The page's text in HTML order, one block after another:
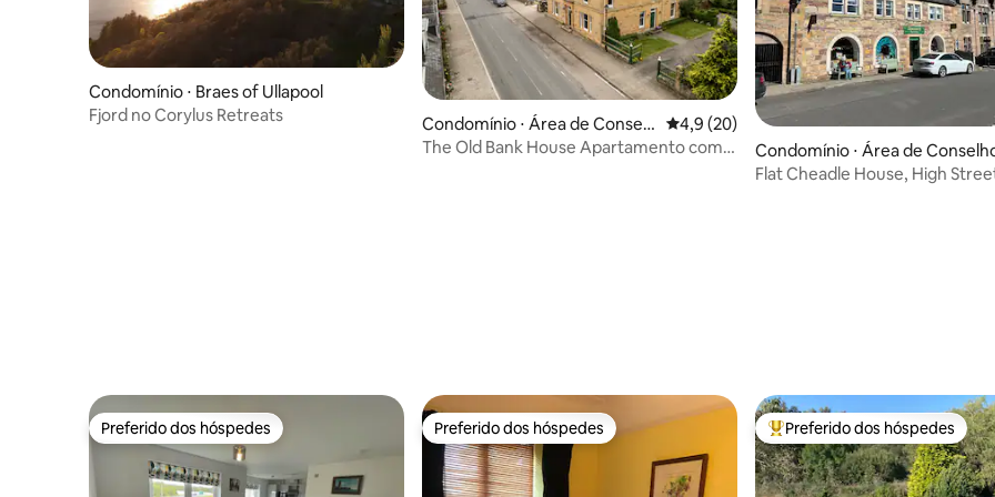
Condomínio ⋅ Braes of Ullapool
Fjord no Corylus Retreats
Condomínio ⋅ Área de Conselh
o de Highland
4,9 de uma avaliação média de 5, 20
4,9 (20)
The Old Bank House Apartamento com
Condomínio ⋅ Área de
e Highland
Flat Cheadle House, High
Preferido dos hóspedes
Preferido dos hóspedes Preferido dos hóspedes
Preferido dos hóspedes Entre os melhores preferidos
Preferido dos hóspedes